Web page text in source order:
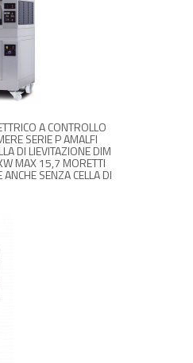
A CONTROLLO
SERIE P AMALFI
DI LIEVITAZIONE DIM
MAX 15,7 MORETTI
SENZA CELLA DI
INFORMAZIONI
INFORMAZIONI